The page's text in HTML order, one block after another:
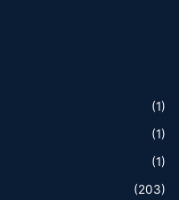
(1)
(1)
(1)
(203)